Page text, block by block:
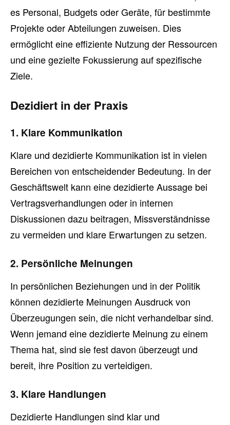
es Personal, Budgets oder Geräte, für bestimmte
Projekte oder Abteilungen zuweisen. Dies
ermöglicht eine effiziente Nutzung der Ressourcen
und eine gezielte Fokussierung auf spezifische
Ziele.
Dezidiert in der Praxis
1. Klare Kommunikation
Klare und dezidierte Kommunikation ist in vielen
Bereichen von entscheidender Bedeutung. In der
Geschäftswelt kann eine dezidierte Aussage bei
Vertragsverhandlungen oder in internen
Diskussionen dazu beitragen, Missverständnisse
zu vermeiden und klare Erwartungen zu setzen.
2. Persönliche Meinungen
In persönlichen Beziehungen und in der Politik
können dezidierte Meinungen Ausdruck von
Überzeugungen sein, die nicht verhandelbar sind.
Wenn jemand eine dezidierte Meinung zu einem
Thema hat, sind sie fest davon überzeugt und
bereit, ihre Position zu verteidigen.
3. Klare Handlungen
Dezidierte Handlungen sind klar und